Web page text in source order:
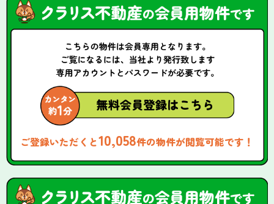
ご登録いただくと10,058件の物件が閲覧可能です！